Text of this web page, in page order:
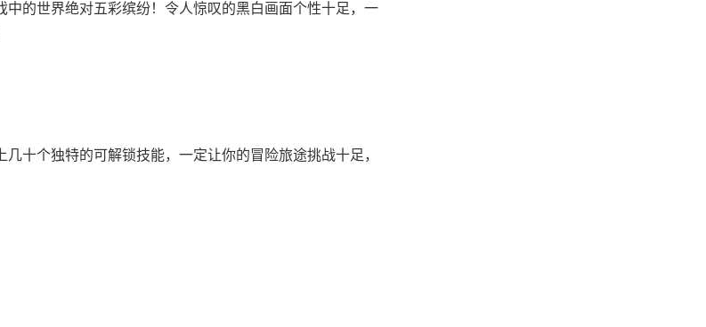
中的世界绝对五彩缤纷！令人惊叹的黑白画面个性十足，一
十个独特的可解锁技能，一定让你的冒险旅途挑战十足，